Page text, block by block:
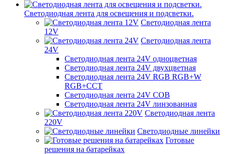
Светодиодная лента для освещения и подсветки.
Светодиодная лента
12V
Светодиодная лента
24V
Светодиодная лента 24V одноцветная
Светодиодная лента 24V двухцветная
Светодиодная лента 24V RGB RGB+W
RGB+CCT
Светодиодная лента 24V COB
Светодиодная лента 24V линзованная
Светодиодная лента
220V
Светодиодные линейки
Готовые
решения на батарейках